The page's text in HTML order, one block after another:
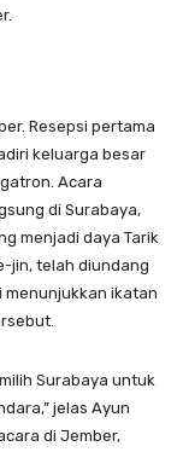
Resepsi pertama
keluarga besar
Acara
di Surabaya,
menjadi daya Tarik
jin, telah diundang
menunjukkan ikatan
Surabaya untuk
jelas Ayun
di Jember,